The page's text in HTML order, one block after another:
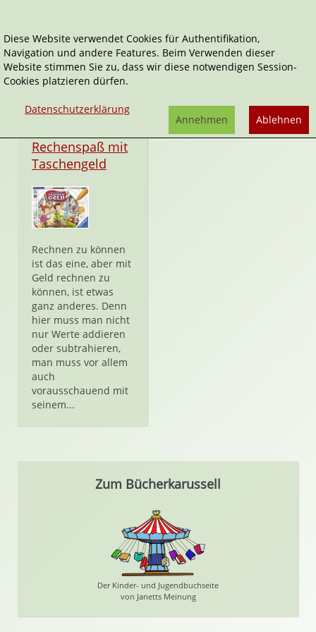
Wolfgang Dirschl
Rechenspaß mit
Taschengeld
Rechnen zu können
ist das eine, aber mit
Geld rechnen zu
können, ist etwas
ganz anderes. Denn
hier muss man nicht
nur Werte addieren
oder subtrahieren,
man muss vor allem
auch
vorausschauend mit
seinem...
Zum Bücherkarussell
Der Kinder- und Jugendbuchseite
von Janetts Meinung
Diese Website verwendet Cookies für Authentifikation,
Navigation und andere Features. Beim Verwenden dieser
Website stimmen Sie zu, dass wir diese notwendigen Session-
Cookies platzieren dürfen.
Datenschutzerklärung
Ablehnen
Annehmen